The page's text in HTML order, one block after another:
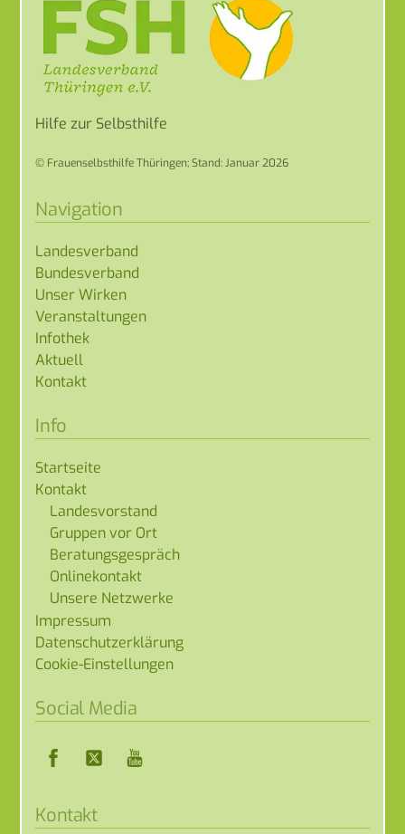
Top
Hilfe zur Selbsthilfe
© Frauenselbsthilfe Thüringen; Stand: Januar 2026
Navigation
Landesverband
Bundesverband
Unser Wirken
Veranstaltungen
Infothek
Aktuell
Kontakt
Info
Startseite
Kontakt
Landesvorstand
Gruppen vor Ort
Beratungsgespräch
Onlinekontakt
Unsere Netzwerke
Impressum
Datenschutzerklärung
Cookie-Einstellungen
Social Media
FacebookTwitter
Kontakt